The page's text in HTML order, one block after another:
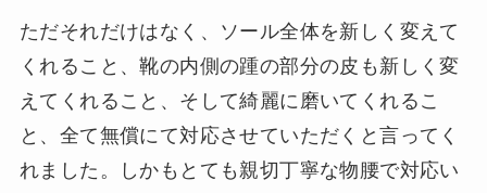
ただそれだけはなく、ソール全体を新しく変えて
くれること、靴の内側の踵の部分の皮も新しく変
えてくれること、そして綺麗に磨いてくれるこ
と、全て無償にて対応させていただくと言ってく
れました。しかもとても親切丁寧な物腰で対応い